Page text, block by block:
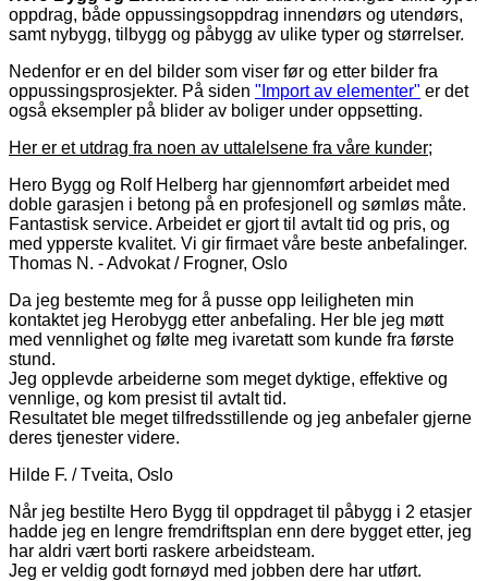
oppdrag, både oppussingsoppdrag innendørs og utendørs,
samt nybygg, tilbygg og påbygg av ulike typer og størrelser.
Nedenfor er en del bilder som viser før og etter bilder fra
oppussingsprosjekter. På siden "Import av elementer" er det
også eksempler på blider av boliger under oppsetting.
Her er et utdrag fra noen av uttalelsene fra våre kunder;
Hero Bygg og Rolf Helberg har gjennomført arbeidet med
doble garasjen i betong på en profesjonell og sømløs måte.
Fantastisk service. Arbeidet er gjort til avtalt tid og pris, og
med ypperste kvalitet. Vi gir firmaet våre beste anbefalinger.
Thomas N. - Advokat / Frogner, Oslo
Da jeg bestemte meg for å pusse opp leiligheten min
kontaktet jeg Herobygg etter anbefaling. Her ble jeg møtt
med vennlighet og følte meg ivaretatt som kunde fra første
stund.
Jeg opplevde arbeiderne som meget dyktige, effektive og
vennlige, og kom presist til avtalt tid.
Resultatet ble meget tilfredsstillende og jeg anbefaler gjerne
deres tjenester videre.
Hilde F. / Tveita, Oslo
Når jeg bestilte Hero Bygg til oppdraget til påbygg i 2 etasjer
hadde jeg en lengre fremdriftsplan enn dere bygget etter, jeg
har aldri vært borti raskere arbeidsteam.
Jeg er veldig godt fornøyd med jobben dere har utført.